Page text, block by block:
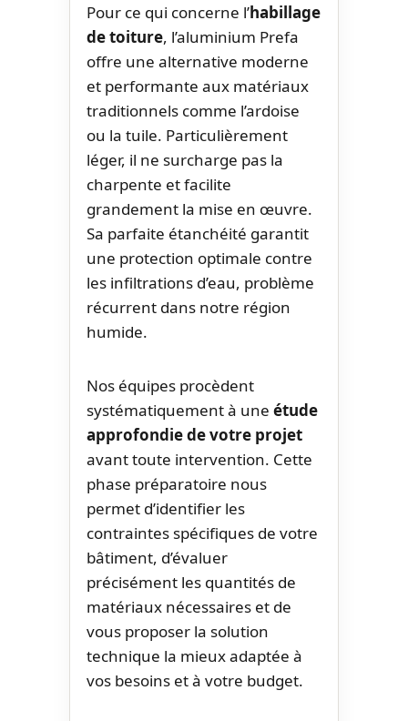
Pour ce qui concerne l’habillage
de toiture, l’aluminium Prefa
offre une alternative moderne
et performante aux matériaux
traditionnels comme l’ardoise
ou la tuile. Particulièrement
léger, il ne surcharge pas la
charpente et facilite
grandement la mise en œuvre.
Sa parfaite étanchéité garantit
une protection optimale contre
les infiltrations d’eau, problème
récurrent dans notre région
humide.
Nos équipes procèdent
systématiquement à une étude
approfondie de votre projet
avant toute intervention. Cette
phase préparatoire nous
permet d’identifier les
contraintes spécifiques de votre
bâtiment, d’évaluer
précisément les quantités de
matériaux nécessaires et de
vous proposer la solution
technique la mieux adaptée à
vos besoins et à votre budget.